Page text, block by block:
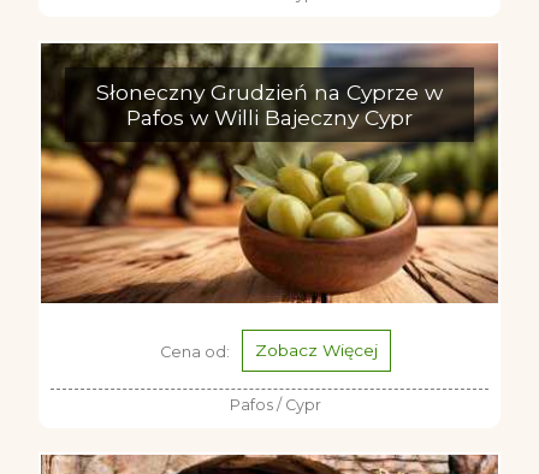
Słoneczny Grudzień na Cyprze w
Pafos w Willi Bajeczny Cypr
Cena od: Zobacz Więcej
Pafos / Cypr